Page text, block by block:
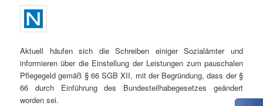
Aktuell häufen sich die Schreiben einiger Sozialämter und
informieren über die Einstellung der Leistungen zum pauschalen
Pflegegeld gemäß § 66 SGB XII, mit der Begründung, dass der §
66 durch Einführung des Bundesteilhabegesetzes geändert
worden sei.